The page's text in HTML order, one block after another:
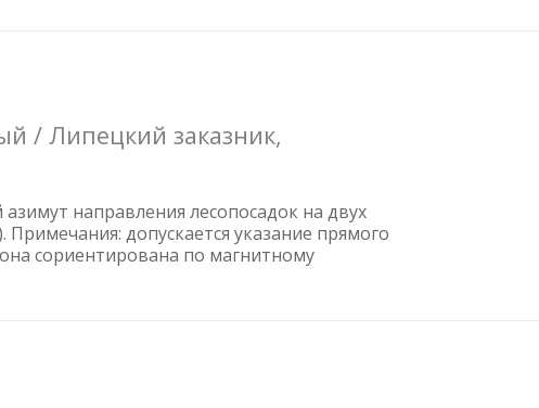
/ Липецкий заказник,
направления лесопосадок на двух
допускается указание прямого
сориентирована по магнитному